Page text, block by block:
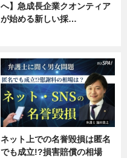
へ】急成長企業クオンティア
が始める新しい採…
ネット上での名誉毀損は匿名
でも成立!?損害賠償の相場